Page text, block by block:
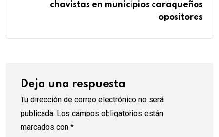
chavistas en municipios caraqueños
opositores
Deja una respuesta
Tu dirección de correo electrónico no será
publicada. Los campos obligatorios están
marcados con *